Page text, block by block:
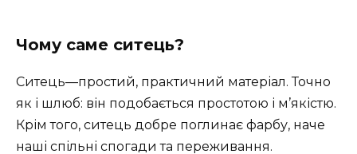
Чому саме ситець?
Ситець—простий, практичний матеріал. Точно
як і шлюб: він подобається простотою і м’якістю.
Крім того, ситець добре поглинає фарбу, наче
наші спільні спогади та переживання.